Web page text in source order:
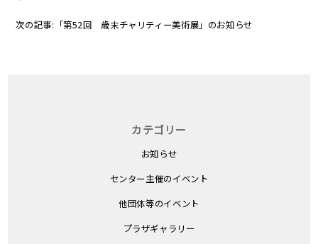
次の記事: 「第52回 歳末チャリティー美術展」のお知らせ
カテゴリー
お知らせ
センター主催のイベント
他団体等のイベント
プラザギャラリー